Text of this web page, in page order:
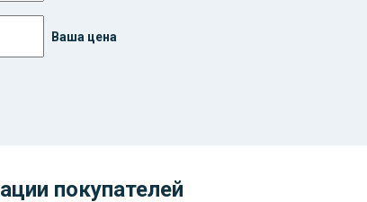
Ваша цена
покупателей